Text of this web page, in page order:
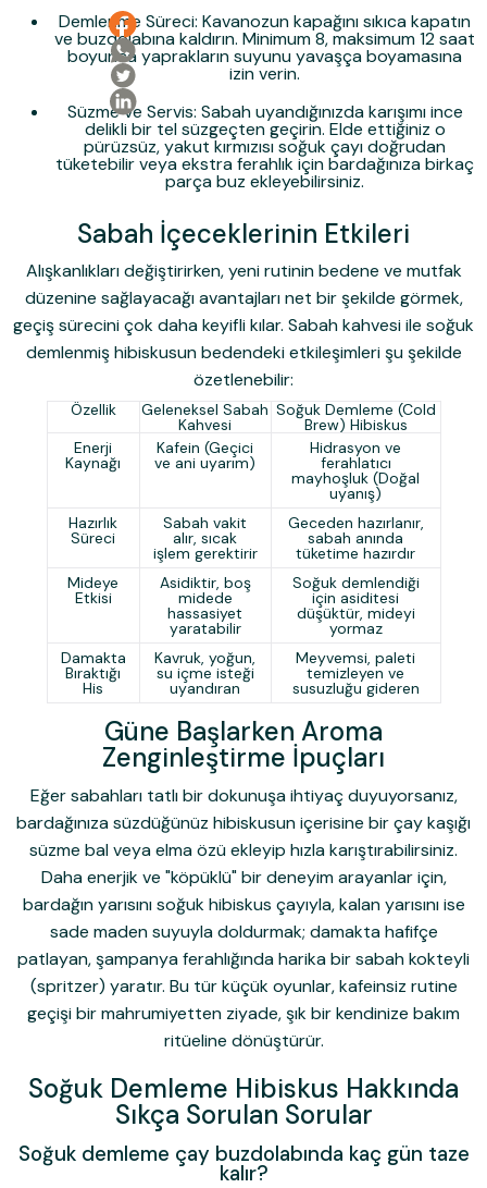
Demlenme Süreci: Kavanozun kapağını sıkıca kapatın
ve buzdolabına kaldırın. Minimum 8, maksimum 12 saat
boyunca yaprakların suyunu yavaşça boyamasına
izin verin.
Süzme ve Servis: Sabah uyandığınızda karışımı ince
delikli bir tel süzgeçten geçirin. Elde ettiğiniz o
pürüzsüz, yakut kırmızısı soğuk çayı doğrudan
tüketebilir veya ekstra ferahlık için bardağınıza birkaç
parça buz ekleyebilirsiniz.
Sabah İçeceklerinin Etkileri
Alışkanlıkları değiştirirken, yeni rutinin bedene ve mutfak
düzenine sağlayacağı avantajları net bir şekilde görmek,
geçiş sürecini çok daha keyifli kılar. Sabah kahvesi ile soğuk
demlenmiş hibiskusun bedendeki etkileşimleri şu şekilde
özetlenebilir:
Özellik Geleneksel Sabah
Kahvesi
Soğuk Demleme (Cold
Brew) Hibiskus
Enerji
Kaynağı
Kafein (Geçici
ve ani uyarım)
Hidrasyon ve
ferahlatıcı
mayhoşluk (Doğal
uyanış)
Hazırlık
Süreci
Sabah vakit
alır, sıcak
işlem gerektirir
Geceden hazırlanır,
sabah anında
tüketime hazırdır
Mideye
Etkisi
Asidiktir, boş
midede
hassasiyet
yaratabilir
Soğuk demlendiği
için asiditesi
düşüktür, mideyi
yormaz
Damakta
Bıraktığı
His
Kavruk, yoğun,
su içme isteği
uyandıran
Meyvemsi, paleti
temizleyen ve
susuzluğu gideren
Güne Başlarken Aroma
Zenginleştirme İpuçları
Eğer sabahları tatlı bir dokunuşa ihtiyaç duyuyorsanız,
bardağınıza süzdüğünüz hibiskusun içerisine bir çay kaşığı
süzme bal veya elma özü ekleyip hızla karıştırabilirsiniz.
Daha enerjik ve "köpüklü" bir deneyim arayanlar için,
bardağın yarısını soğuk hibiskus çayıyla, kalan yarısını ise
sade maden suyuyla doldurmak; damakta hafifçe
patlayan, şampanya ferahlığında harika bir sabah kokteyli
(spritzer) yaratır. Bu tür küçük oyunlar, kafeinsiz rutine
geçişi bir mahrumiyetten ziyade, şık bir kendinize bakım
ritüeline dönüştürür.
Soğuk Demleme Hibiskus Hakkında
Sıkça Sorulan Sorular
Soğuk demleme çay buzdolabında kaç gün taze
kalır?